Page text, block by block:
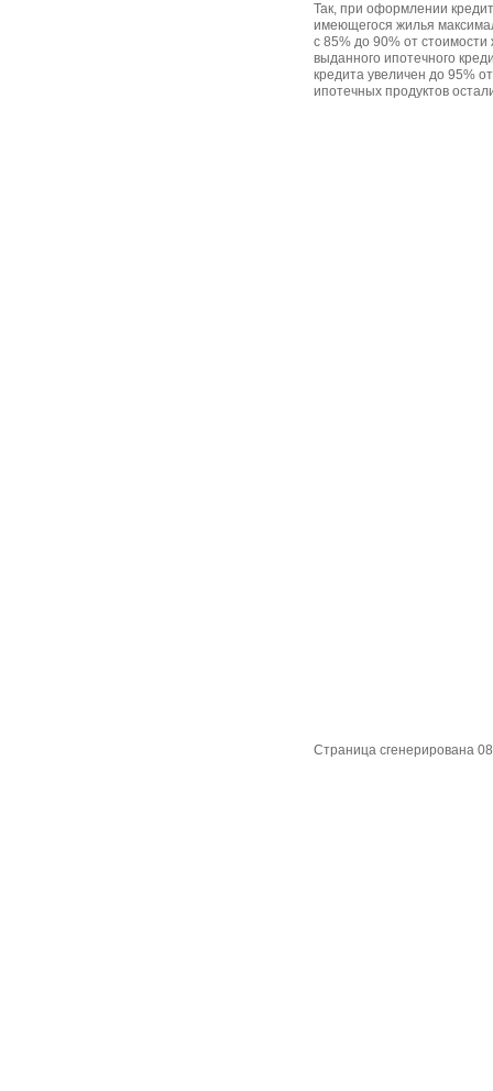
Так, при оформлении
имеющегося жилья
с 85% до 90% от
выданного ипотечного
кредита увеличен до 95%
ипотечных продуктов
Страница сгенерирована